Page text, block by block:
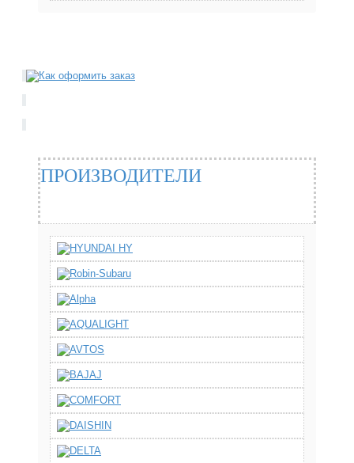
ПРОИЗВОДИТЕЛИ